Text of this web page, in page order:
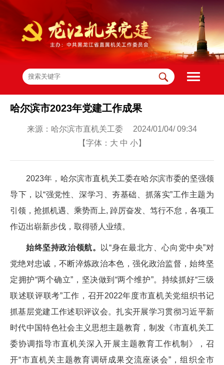
哈尔滨市2023年党建工作成果
来源：哈尔滨市直机关工委 2024/01/04/ 09:34
【字体： 大 中 小】
2023年，哈尔滨市直机关工委在哈尔滨市委的坚强领
导下，以“强党性、深学习、夯基础、抓落实”工作主题为
引领，抢抓机遇、乘势而上, 踔厉奋发、笃行不怠，各项工
作迈出崭新步伐，取得骄人业绩。
始终坚持政治领航。
以“身在最北方、心向党中央”对
党绝对忠诚，不断淬炼政治本色，强化政治监督，始终坚
定拥护“两个确立”，坚决做到“两个维护”。持续抓好“三级
联述联评联考”工作，召开2022年度市直机关党组织书记
抓基层党建工作述职评议会。扎实开展学习贯彻习近平新
时代中国特色社会主义思想主题教育，制发《市直机关工
委协调指导市直机关深入开展主题教育工作机制》，召
开“市直机关主题教育调研成果交流座谈会”，组织全市